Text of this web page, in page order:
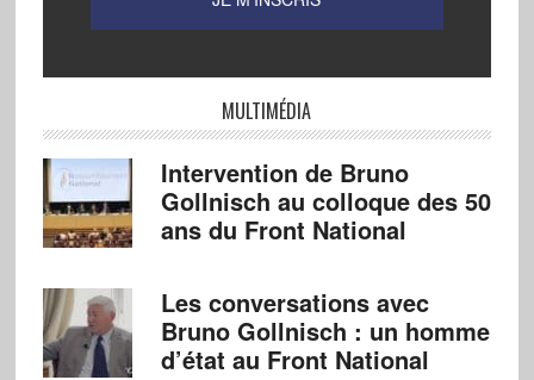
MULTIMÉDIA
Intervention de Bruno
Gollnisch au colloque des 50
ans du Front National
Les conversations avec
Bruno Gollnisch : un homme
d’état au Front National